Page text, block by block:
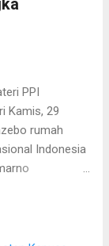
Kapuas, dr.
bahwa
antri di
perlu jauh-
Setelah
langsung
Asy-Syifa,
PPI
Kamis, 29
rumah
Indonesia
Pencegahan